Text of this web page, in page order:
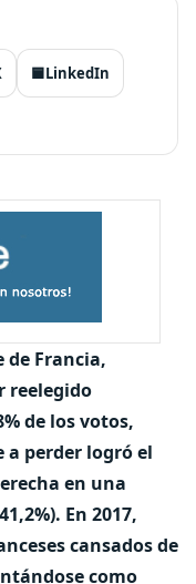
🟦LinkedIn
de Francia,
reelegido
de los votos,
a perder logró el
en una
En 2017,
cansados de
como